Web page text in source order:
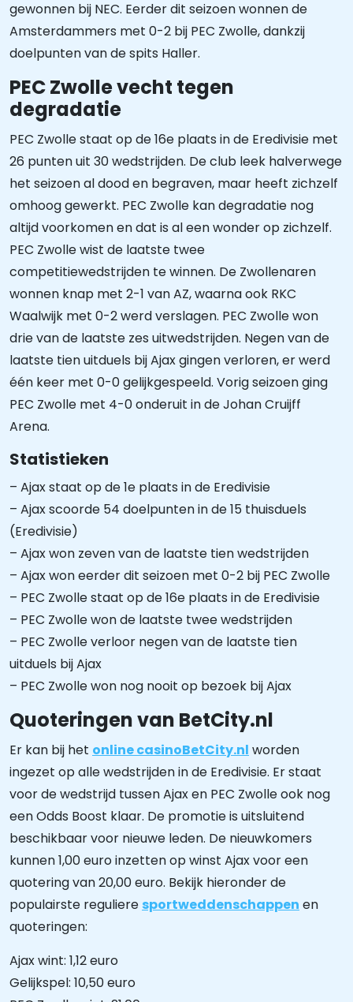
gewonnen bij NEC. Eerder dit seizoen wonnen de
Amsterdammers met 0-2 bij PEC Zwolle, dankzij
doelpunten van de spits Haller.
PEC Zwolle vecht tegen
degradatie
PEC Zwolle staat op de 16e plaats in de Eredivisie met
26 punten uit 30 wedstrijden. De club leek halverwege
het seizoen al dood en begraven, maar heeft zichzelf
omhoog gewerkt. PEC Zwolle kan degradatie nog
altijd voorkomen en dat is al een wonder op zichzelf.
PEC Zwolle wist de laatste twee
competitiewedstrijden te winnen. De Zwollenaren
wonnen knap met 2-1 van AZ, waarna ook RKC
Waalwijk met 0-2 werd verslagen. PEC Zwolle won
drie van de laatste zes uitwedstrijden. Negen van de
laatste tien uitduels bij Ajax gingen verloren, er werd
één keer met 0-0 gelijkgespeeld. Vorig seizoen ging
PEC Zwolle met 4-0 onderuit in de Johan Cruijff
Arena.
Statistieken
– Ajax staat op de 1e plaats in de Eredivisie
– Ajax scoorde 54 doelpunten in de 15 thuisduels
(Eredivisie)
– Ajax won zeven van de laatste tien wedstrijden
– Ajax won eerder dit seizoen met 0-2 bij PEC Zwolle
– PEC Zwolle staat op de 16e plaats in de Eredivisie
– PEC Zwolle won de laatste twee wedstrijden
– PEC Zwolle verloor negen van de laatste tien
uitduels bij Ajax
– PEC Zwolle won nog nooit op bezoek bij Ajax
Quoteringen van BetCity.nl
Er kan bij het online casinoBetCity.nl worden
ingezet op alle wedstrijden in de Eredivisie. Er staat
voor de wedstrijd tussen Ajax en PEC Zwolle ook nog
een Odds Boost klaar. De promotie is uitsluitend
beschikbaar voor nieuwe leden. De nieuwkomers
kunnen 1,00 euro inzetten op winst Ajax voor een
quotering van 20,00 euro. Bekijk hieronder de
populairste reguliere sportweddenschappen en
quoteringen:
Ajax wint: 1,12 euro
Gelijkspel: 10,50 euro